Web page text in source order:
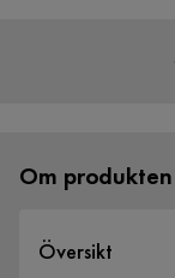
Om produkten
Översikt